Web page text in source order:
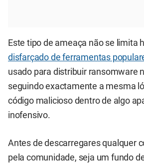
Este tipo de ameaça não se limita
disfarçado de ferramentas
usado para distribuir ransomware
seguindo exactamente a mesma
código malicioso dentro de algo
inofensivo.
Antes de descarregares qualquer
pela comunidade, seja um fundo